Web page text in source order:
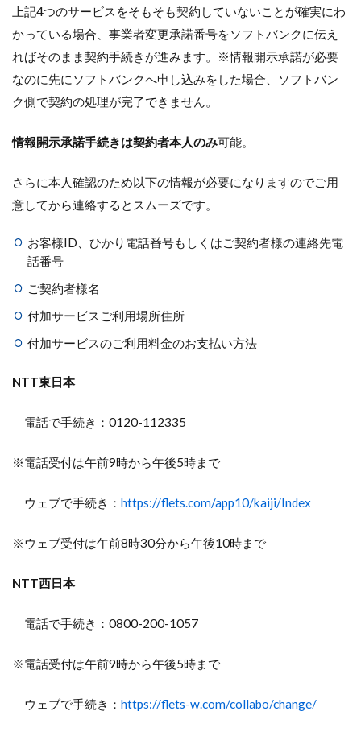
上記4つのサービスをそもそも契約していないことが確実にわ
かっている場合、事業者変更承諾番号をソフトバンクに伝え
ればそのまま契約手続きが進みます。※情報開示承諾が必要
なのに先にソフトバンクへ申し込みをした場合、ソフトバン
ク側で契約の処理が完了できません。
情報開示承諾手続きは契約者本人のみ可能。
さらに本人確認のため以下の情報が必要になりますのでご用
意してから連絡するとスムーズです。
お客様ID、ひかり電話番号もしくはご契約者様の連絡先電
話番号
ご契約者様名
付加サービスご利用場所住所
付加サービスのご利用料金のお支払い方法
NTT東日本
電話で手続き：0120-112335
※電話受付は午前9時から午後5時まで
ウェブで手続き： https://flets.com/app10/kaiji/Index
※ウェブ受付は午前8時30分から午後10時まで
NTT西日本
電話で手続き：0800-200-1057
※電話受付は午前9時から午後5時まで
ウェブで手続き： https://flets-w.com/collabo/change/